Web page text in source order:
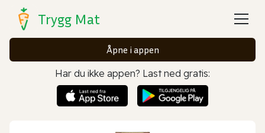
Trygg Mat
Åpne i appen
Har du ikke appen? Last ned gratis: